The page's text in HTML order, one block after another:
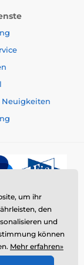
Tragen
Sie
leichten und
werden.
erstellt von
um ihr
den
und
können
Mehr erfahren»